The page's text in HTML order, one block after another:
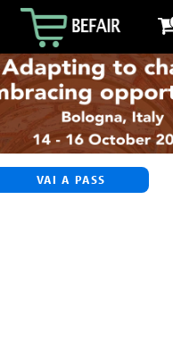
VAI A PASS